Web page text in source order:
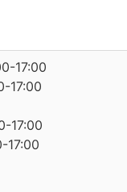
17:00
17:00
17:00
17:00